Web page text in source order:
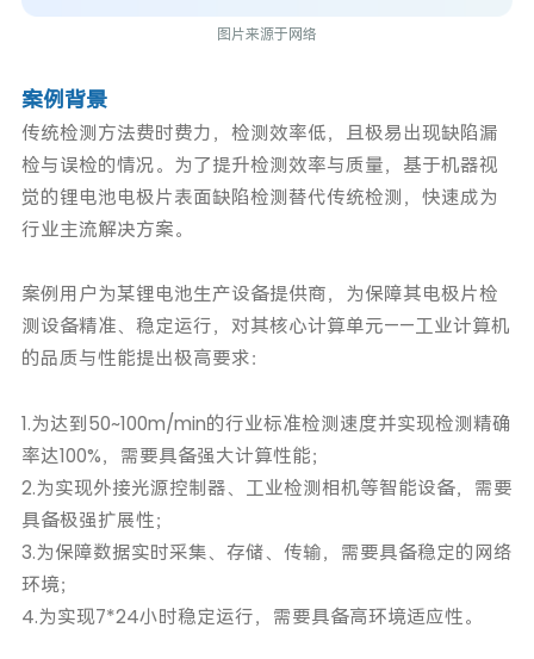
图片来源于网络
案例背景
传统检测方法费时费力，检测效率低，且极易出现缺陷漏
检与误检的情况。为了提升检测效率与质量，基于机器视
觉的锂电池电极片表面缺陷检测替代传统检测，快速成为
行业主流解决方案。
案例用户为某锂电池生产设备提供商，为保障其电极片检
测设备精准、稳定运行，对其核心计算单元——工业计算机
的品质与性能提出极高要求：
1.为达到50~100m/min的行业标准检测速度并实现检测精确
率达100%，需要具备强大计算性能；
2.为实现外接光源控制器、工业检测相机等智能设备，需要
具备极强扩展性；
3.为保障数据实时采集、存储、传输，需要具备稳定的网络
环境；
4.为实现7*24小时稳定运行，需要具备高环境适应性。